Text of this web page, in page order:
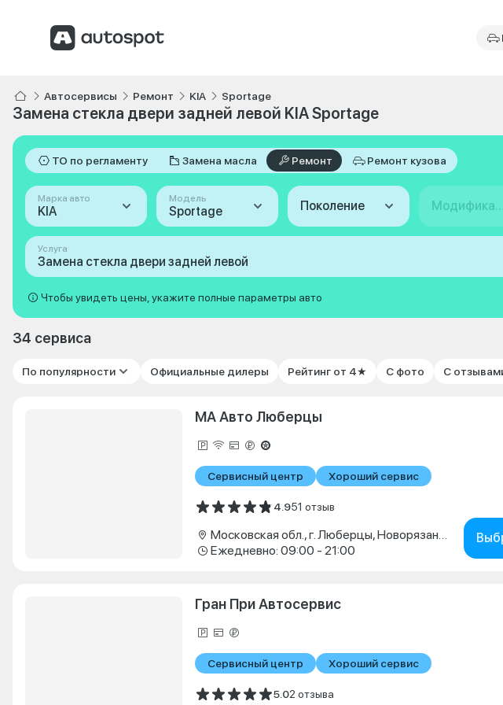
Автосервисы Ремонт KIA Sportage
Замена стекла двери задней левой KIA Sportage
ТО по регламенту Замена масла Ремонт Ремонт кузова
Марка авто
KIA
Модель
Sportage Поколение Модификация
Услуга
Замена стекла двери задней левой
Чтобы увидеть цены, укажите полные параметры авто
34 сервиса
По популярности Официальные дилеры Рейтинг от 4★ С фото С
МА Авто Люберцы
Сервисный центр Хороший сервис
4.951 отзыв
Московская обл., г. Люберцы, Новорязанское шоссе, д. 1г
Ежедневно: 09:00 - 21:00
Гран При Автосервис
Сервисный центр Хороший сервис
5.02 отзыва